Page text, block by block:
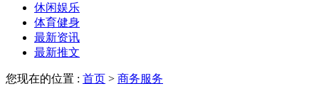
休闲娱乐
体育健身
最新资讯
最新推文
您现在的位置 : 首页 > 商务服务